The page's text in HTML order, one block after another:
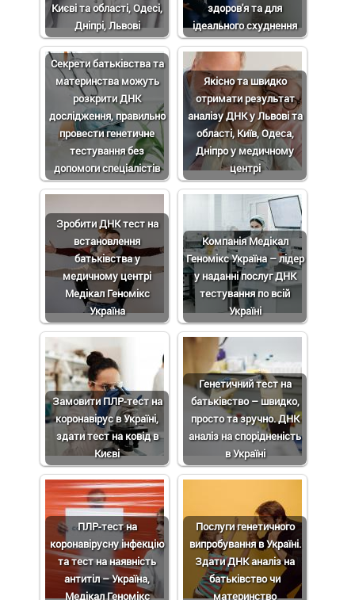
Києві та області, Одесі,
Дніпрі, Львові
здоров'я та для
ідеального схуднення
Секрети батьківства та
материнства можуть
розкрити ДНК
дослідження, правильно
провести генетичне
тестування без
допомоги спеціалістів
Якісно та швидко
отримати результат
аналізу ДНК у Львові та
області, Київ, Одеса,
Дніпро у медичному
центрі
Зробити ДНК тест на
встановлення
батьківства у
медичному центрі
Медікал Геномікс
Україна
Компанія Медікал
Геномікс Україна – лідер
у наданні послуг ДНК
тестування по всій
Україні
Замовити ПЛР-тест на
коронавірус в Україні,
здати тест на ковід в
Києві
Генетичний тест на
батьківство – швидко,
просто та зручно. ДНК
аналіз на спорідненість
в Україні
ПЛР-тест на
коронавірусну інфекцію
та тест на наявність
антитіл – Україна,
Медікал Геномікс
Послуги генетичного
випробування в Україні.
Здати ДНК аналіз на
батьківство чи
материнство